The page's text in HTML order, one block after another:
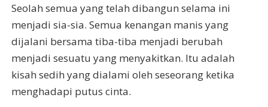
Seolah semua yang telah dibangun selama ini
menjadi sia-sia. Semua kenangan manis yang
dijalani bersama tiba-tiba menjadi berubah
menjadi sesuatu yang menyakitkan. Itu adalah
kisah sedih yang dialami oleh seseorang ketika
menghadapi putus cinta.